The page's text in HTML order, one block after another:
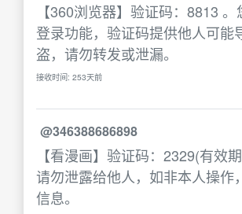
【360浏览器】验证码：8813
登录功能，验证码提供他人可能
盗，请勿转发或泄漏。
接收时间: 253天前
@346388686898
【看漫画】验证码：2329(有效
请勿泄露给他人，如非本人操作
信息。